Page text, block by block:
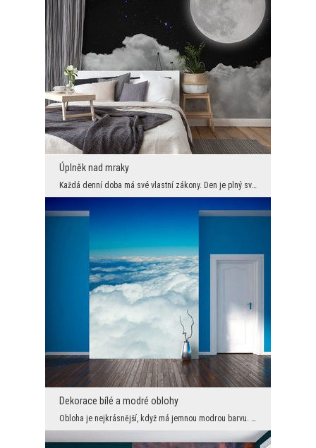
Úplněk nad mraky
Každá denní doba má své vlastní zákony. Den je plný světla a krásy, noc je ukryta pod kupolí temn...
Dekorace bílé a modré oblohy
Obloha je nejkrásnější, když má jemnou modrou barvu. V takových chvílích vypadají sněhobílé mraky...